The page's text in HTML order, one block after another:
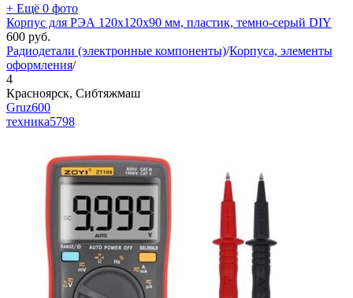
+ Ещё 0 фото
Корпус для РЭА 120х120х90 мм, пластик, темно-серый DIY
600 руб.
Радиодетали (электронные компоненты)/Корпуса, элементы
оформления/
4
Красноярск, Сибтяжмаш
Gruz600
техника5798